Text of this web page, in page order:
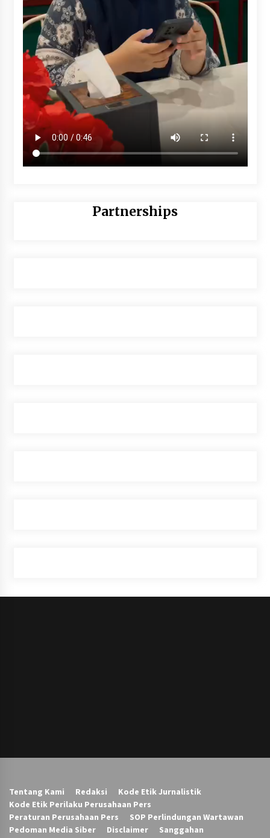
Partnerships
Tentang Kami Redaksi
Kode Etik Jurnalistik
Kode Etik Perilaku Perusahaan Pers
Peraturan Perusahaan Pers
SOP Perlindungan Wartawan
Pedoman Media Siber
Disclaimer Sanggahan